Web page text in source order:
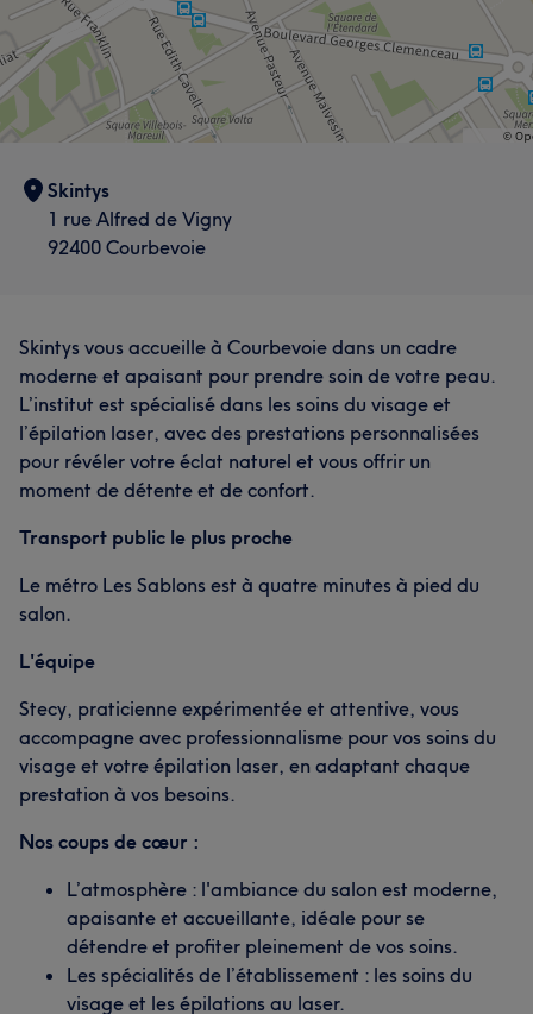
Skintys
1 rue Alfred de Vigny
92400 Courbevoie
Skintys vous accueille à Courbevoie dans un cadre
moderne et apaisant pour prendre soin de votre peau.
L’institut est spécialisé dans les soins du visage et
l’épilation laser, avec des prestations personnalisées
pour révéler votre éclat naturel et vous offrir un
moment de détente et de confort.
Transport public le plus proche
Le métro Les Sablons est à quatre minutes à pied du
salon.
L'équipe
Stecy, praticienne expérimentée et attentive, vous
accompagne avec professionnalisme pour vos soins du
visage et votre épilation laser, en adaptant chaque
prestation à vos besoins.
Nos coups de cœur :
L’atmosphère : l'ambiance du salon est moderne,
apaisante et accueillante, idéale pour se
détendre et profiter pleinement de vos soins.
Les spécialités de l’établissement : les soins du
visage et les épilations au laser.